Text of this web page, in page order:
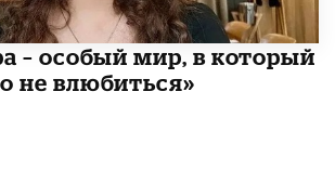
– особый мир, в который
не влюбиться»